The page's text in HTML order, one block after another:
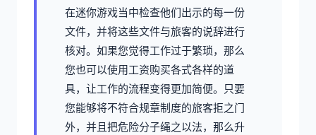
在迷你游戏当中检查他们出示的每一份
文件，并将这些文件与旅客的说辞进行
核对。如果您觉得工作过于繁琐，那么
您也可以使用工资购买各式各样的道
具，让工作的流程变得更加简便。只要
您能够将不符合规章制度的旅客拒之门
外，并且把危险分子绳之以法，那么升